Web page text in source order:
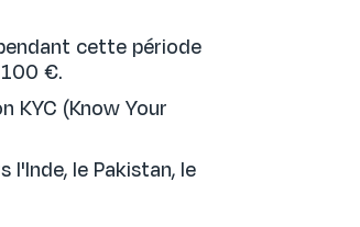
cette période
€.
KYC (Know Your
le Pakistan, le